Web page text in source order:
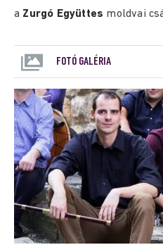
a Zurgó Együttes moldvai
FOTÓ GALÉRIA